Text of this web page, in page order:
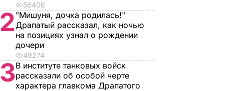
56406
2 "Мишуня, дочка родилась!"
Драпатый рассказал, как ночью
на позициях узнал о рождении
дочери
49274
3В институте танковых войск
рассказали об особой черте
характера главкома Драпатого